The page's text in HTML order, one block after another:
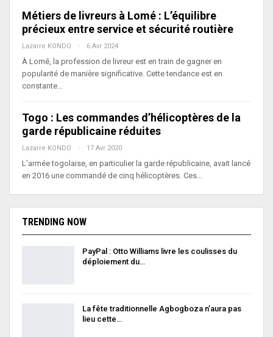
Métiers de livreurs à Lomé : L’équilibre
précieux entre service et sécurité routière
Lazarre KONDO 6 Avr 2024
À Lomé, la profession de livreur est en train de gagner en
popularité de manière significative. Cette tendance est en
constante…
Togo : Les commandes d’hélicoptères de la
garde républicaine réduites
Lazarre KONDO 17 Avr 2020
L'armée togolaise, en particulier la garde républicaine, avait lancé
en 2016 une commandé de cinq hélicoptères. Ces…
TRENDING NOW
PayPal : Otto Williams livre les coulisses du
déploiement du…
La fête traditionnelle Agbogboza n’aura pas
lieu cette…